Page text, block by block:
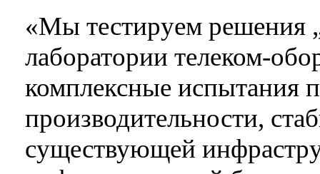
«Мы тестируем решения
лаборатории
комплексные испытания
производительности,
существующей